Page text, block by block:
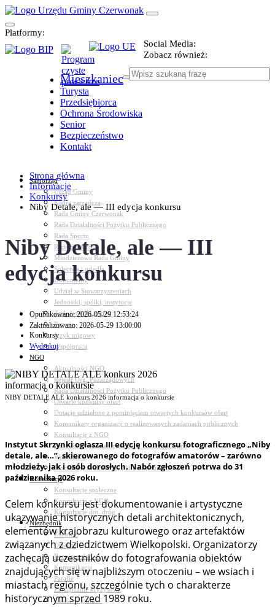
Platformy:
Social Media:
Zobacz również:
Mieszkaniec
Turysta
Przedsiębiorca
Ochrona Środowiska
Senior
Bezpieczeństwo
Kontakt
Samorząd
Urząd Gminy
Kadra zarządcza
Rada Gminy Czerwonak
Rada Działalności Pożytku Publicznego
Rada Sportu
Rada Seniorów
Młodzieżowa Rada Gminy
Sołectwa i osiedla
Dokumenty
Udział w Stowarzyszeniach
Jednostki, spółki, instytucje
Zasłużeni dla gminy
Petycje
Język migowy
Współpraca
NGO
Aktualności NGO
Rejestr Org. Pozarządowych
Rada Działalności Pożytku Publicznego
Otwarte konkursy ofert
Dotacje udzielone z pominięciem otwartych konkursów ofert
Komunikaty organizacji o realizowanych zadaniach publicznych
Konsultacje z NGO
Centrum Wsparcia Organizacji Pozarządowych
Wolontariat
Procedury, formularze, pliki do pobrania
Konsultacje
Konsultacje społeczne
Konsultacje z NGO
Konsultacje dot. dróg
Niezbędnik
Zdrowie
Oświata
Bezpieczeństwo
Komunikacja
Parafie
Zarządzanie kryzysowe
C.ześć w gminie!
Strona główna
Informacje
Konkursy
Niby Detale, ale — III edycja konkursu
Niby Detale, ale — III
edycja konkursu
Opublikowano: 2026-05-29 12:53:24
Zaktualizowano: 2026-05-29 13:00:00
Konkursy
Wydrukuj
NIBY DETALE ALE konkurs 2026 informacja o konkursie
Instytut Skrzynki ogłasza III edycję konkursu fotograficznego „Niby
detale, ale…”, skierowanego do fotografów amatorów – zarówno
młodzieży, jak i osób dorosłych. Nabór zgłoszeń potrwa do 31
października 2026 roku.
Celem konkursu jest dokumentowanie i artystyczne
ukazywanie historycznych detali architektonicznych,
elementów krajobrazu kulturowego oraz artefaktów
związanych z dziedzictwem Wielkopolski. Organizatorzy
zachęcają uczestników do fotografowania obiektów
znajdujących się w najbliższym otoczeniu – we wsiach i
miastach regionu, szczególnie tych o charakterze
historycznym sprzed 1989 roku.